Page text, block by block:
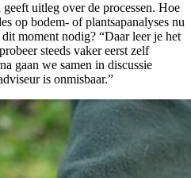
uitleg over de processen. Hoe
op bodem- of plantsapanalyses nu
moment nodig? “Daar leer je het
steeds vaker eerst zelf
gaan we samen in discussie
is onmisbaar.”